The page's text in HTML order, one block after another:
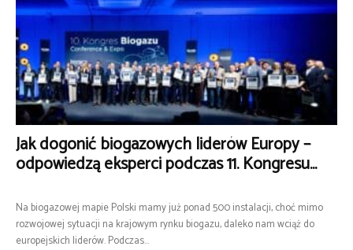
Jak dogonić biogazowych liderów Europy –
odpowiedzą eksperci podczas 11. Kongresu...
Na biogazowej mapie Polski mamy już ponad 500 instalacji, choć mimo
rozwojowej sytuacji na krajowym rynku biogazu, daleko nam wciąż do
europejskich liderów. Podczas...